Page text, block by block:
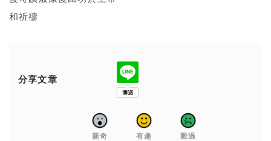
和祈禱
分享文章
新奇 有趣 難過